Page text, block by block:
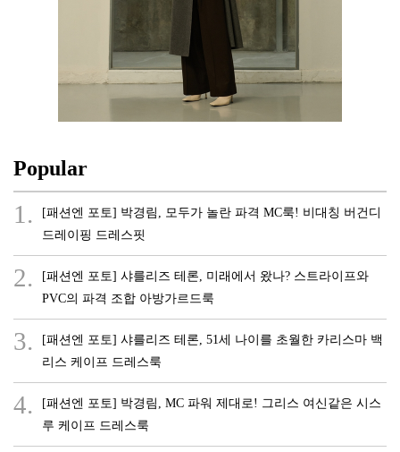
Popular
1.
[패션엔 포토] 박경림, 모두가 놀란 파격 MC룩! 비대칭 버건디
드레이핑 드레스핏
2.
[패션엔 포토] 샤를리즈 테론, 미래에서 왔나? 스트라이프와
PVC의 파격 조합 아방가르드룩
3.
[패션엔 포토] 샤를리즈 테론, 51세 나이를 초월한 카리스마 백
리스 케이프 드레스룩
4.
[패션엔 포토] 박경림, MC 파워 제대로! 그리스 여신같은 시스
루 케이프 드레스룩